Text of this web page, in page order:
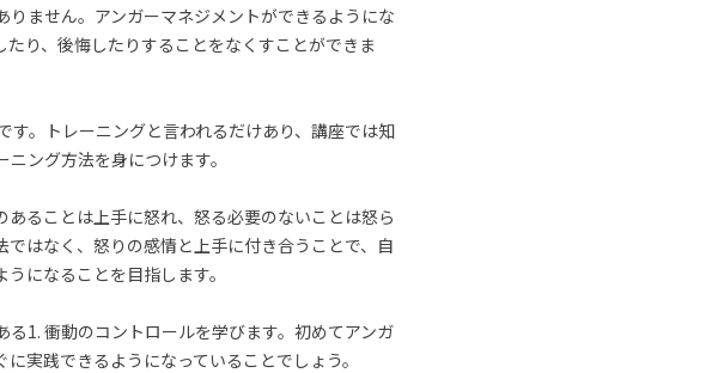
ません。アンガーマネジメントができるようにな
り、後悔したりすることをなくすことができま
。トレーニングと言われるだけあり、講座では知
ング方法を身につけます。
ることは上手に怒れ、怒る必要のないことは怒ら
はなく、怒りの感情と上手に付き合うことで、自
になることを目指します。
1. 衝動のコントロールを学びます。初めてアンガ
実践できるようになっていることでしょう。